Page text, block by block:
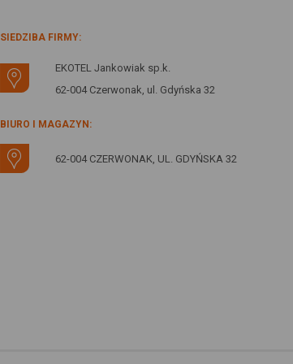
SIEDZIBA FIRMY:
EKOTEL Jankowiak sp.k.
62-004 Czerwonak, ul. Gdyńska 32
BIURO I MAGAZYN:
62-004 CZERWONAK, UL. GDYŃSKA 32